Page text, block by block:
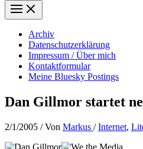
Main
Menu
Archiv
Datenschutzerklärung
Impressum / Über mich
Kontaktformular
Meine Bluesky Postings
Dan Gillmor startet
2/1/2005 / Von Markus /Internet,